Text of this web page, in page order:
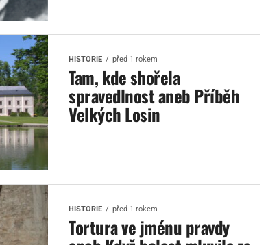
HISTORIE před 1 rokem
Tam, kde shořela
spravedlnost aneb Příběh
Velkých Losin
HISTORIE před 1 rokem
Tortura ve jménu pravdy